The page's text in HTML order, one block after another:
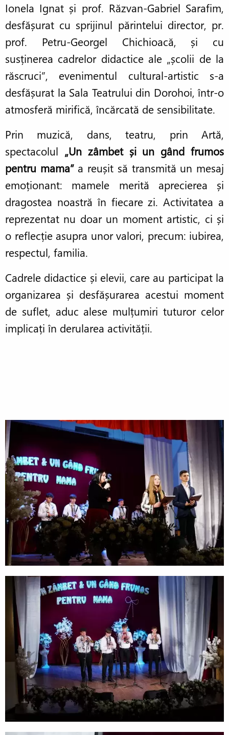
Ionela Ignat și prof. Răzvan-Gabriel Sarafim,
desfășurat cu sprijinul părintelui director, pr.
prof. Petru-Georgel Chichioacă, și cu
susținerea cadrelor didactice ale „școlii de la
răscruci”, evenimentul cultural-artistic s-a
desfășurat la Sala Teatrului din Dorohoi, într-o
atmosferă mirifică, încărcată de sensibilitate.
Prin muzică, dans, teatru, prin Artă,
spectacolul „Un zâmbet și un gând frumos
pentru mama”a reușit să transmită un mesaj
emoționant: mamele merită aprecierea și
dragostea noastră în fiecare zi. Activitatea a
reprezentat nu doar un moment artistic, ci și
o reflecție asupra unor valori, precum: iubirea,
respectul, familia.
Cadrele didactice și elevii, care au participat la
organizarea și desfășurarea acestui moment
de suflet, aduc alese mulțumiri tuturor celor
implicați în derularea activității.